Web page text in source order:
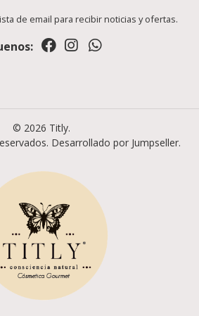
de email para recibir noticias y ofertas.
© 2026 Titly.
Desarrollado por Jumpseller.